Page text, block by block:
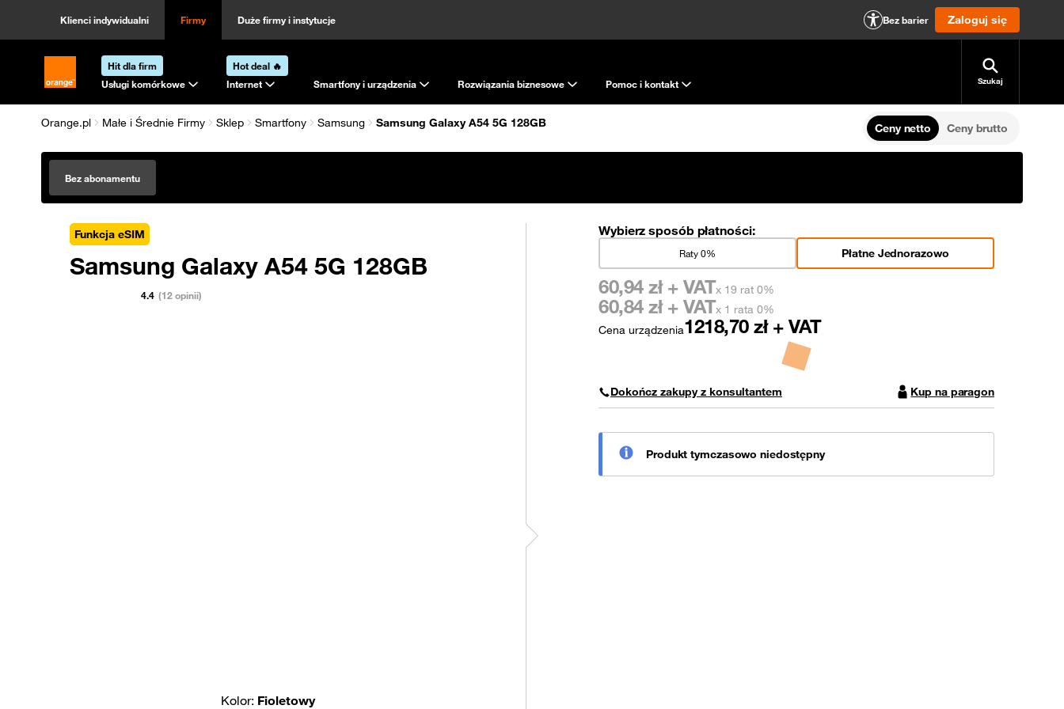
Klienci indywidualni Firmy Duże firmy i instytucje Bez barier Zaloguj się
Strona główna Orange.pl
Hit dla firm
Usługi komórkowe
Hot deal 🔥
Internet
Smartfony i urządzenia Rozwiązania biznesowe Pomoc i kontakt Szukaj
Orange.pl Małe i Średnie Firmy Sklep Smartfony Samsung Samsung Galaxy A54 5G 128GB Ceny netto Ceny brutto
Bez abonamentu
Funkcja eSIM
Samsung Galaxy A54 5G 128GB
4.4 (12 opinii)
Kolor: Fioletowy
Wybierz sposób płatności:
Płatne Jednorazowo
Raty 0%
Cena urządzenia1218,70 zł + VAT
60,94 zł + VATx 19 rat 0%
60,84 zł + VATx 1 rata 0%
Dokończ zakupy z konsultantem Kup na paragon
Produkt tymczasowo niedostępny